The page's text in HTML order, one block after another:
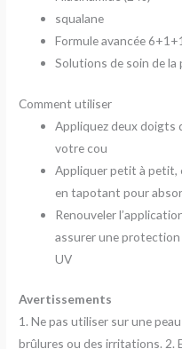
squalane
Formule avancée 6+1+1
Solutions de soin de la
Comment utiliser
Appliquez deux doigts
votre cou
Appliquer petit à petit,
en tapotant pour
Renouveler
assurer une
UV
Avertissements
1. Ne pas utiliser sur une
brûlures ou des irritations. 2.